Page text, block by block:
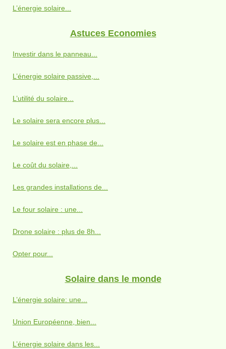
L’énergie solaire...
Astuces Economies
Investir dans le panneau...
L’énergie solaire passive,...
L’utilité du solaire...
Le solaire sera encore plus...
Le solaire est en phase de...
Le coût du solaire,...
Les grandes installations de...
Le four solaire : une...
Drone solaire : plus de 8h...
Opter pour...
Solaire dans le monde
L’énergie solaire: une...
Union Européenne, bien...
L’énergie solaire dans les...